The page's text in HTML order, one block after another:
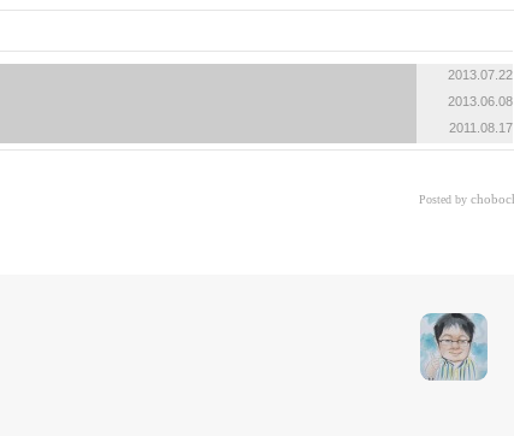
2013.07.22
2013.06.08
2011.08.17
Posted by